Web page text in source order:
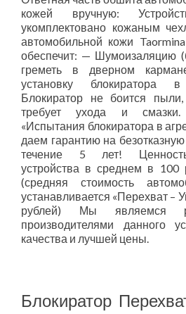
кожей вручную:
укомплектовано кожаным
автомобильной кожи
обеспечит: — Шумоизаляцию
греметь в дверном
установку блокиратора
Блокиратор не боится
требует ухода и
«Испытания блокиратора в
даем гарантию на
течение 5 лет! Ценность
устройства в среднем в
(средняя стоимость
устанавливается «Перехват –
рублей) Мы являемся
производителями данного
качества и лучшей цены.
Блокиратор